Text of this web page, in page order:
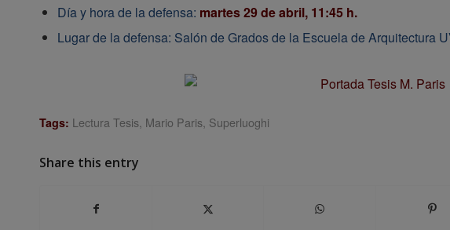
Día y hora de la defensa: martes 29 de abril, 11:45 h.
Lugar de la defensa: Salón de Grados de la Escuela de Arquitectura
Tags: Lectura Tesis, Mario Paris, Superluoghi
Share this entry